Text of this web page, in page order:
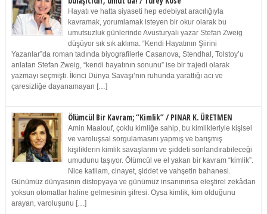
Hayatı ve hatta siyaseti hep edebiyat aracılığıyla
kavramak, yorumlamak isteyen bir okur olarak bu
umutsuzluk günlerinde Avusturyalı yazar Stefan Zweig
düşüyor sık sık aklıma. “Kendi Hayatının Şiirini
Yazanlar”da roman tadında biyografilerle Casanova, Stendhal, Tolstoy’u
anlatan Stefan Zweig, “kendi hayatının sonunu” ise bir trajedi olarak
yazmayı seçmişti. İkinci Dünya Savaşı’nın ruhunda yarattığı acı ve
çaresizliğe dayanamayan […]
Ölümcül Bir Kavram; “Kimlik” / PINAR K. ÜRETMEN
Amin Maalouf, çoklu kimliğe sahip, bu kimlikleriyle kişisel
ve varoluşsal sorgulamasını yapmış ve barışmış
kişiliklerin kimlik savaşlarını ve şiddeti sonlandırabileceği
umudunu taşıyor. Ölümcül ve el yakan bir kavram “kimlik”.
Nice katliam, cinayet, şiddet ve vahşetin bahanesi.
Günümüz dünyasının distopyaya ve günümüz insanınınsa eleştirel zekâdan
yoksun otomatlar haline gelmesinin şifresi. Oysa kimlik, kim olduğunu
arayan, varoluşunu […]